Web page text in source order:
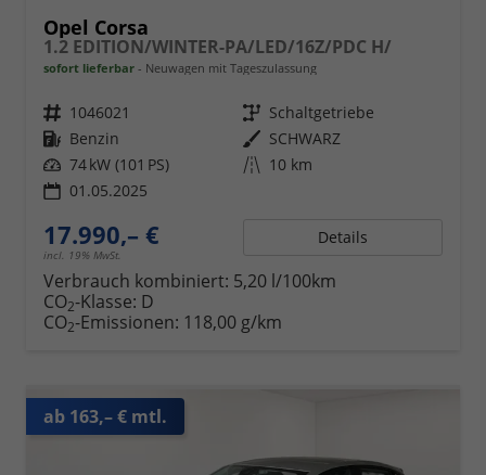
Opel Corsa
1.2 EDITION/WINTER-PA/LED/16Z/PDC H/
sofort lieferbar Neuwagen mit Tageszulassung
Fahrzeugnr. 1046021 Getriebe Schaltgetriebe
Kraftstoff Benzin Außenfarbe SCHWARZ
Leistung 74 kW (101 PS) Kilometerstand 10 km
01.05.2025
17.990,– €
incl. 19% MwSt.
Details
Verbrauch kombiniert: 5,20 l/100km
CO2-Klasse: D
CO2-Emissionen: 118,00 g/km
ab 163,– € mtl.